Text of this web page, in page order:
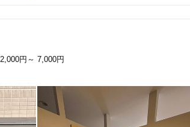
2,000円～ 7,000円